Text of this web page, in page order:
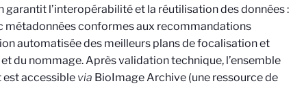
garantit l’interopérabilité et la réutilisation des données :
métadonnées conformes aux recommandations
automatisée des meilleurs plans de focalisation et
du nommage. Après validation technique, l’ensemble
est accessible via BioImage Archive (une ressource de